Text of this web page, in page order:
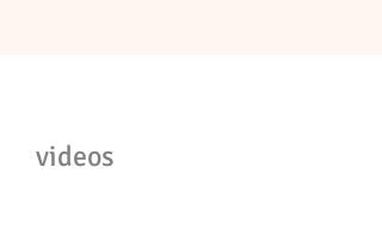
videos